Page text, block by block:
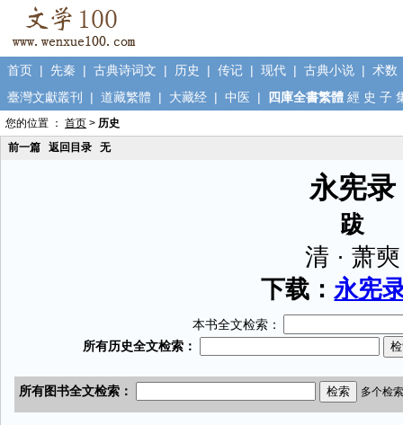
首页 | 先秦 | 古典诗词文 | 历史 | 传记 | 现代 | 古典小说 | 术数
臺灣文獻叢刊
| 道藏繁體 | 大藏经 | 中医 | 四庫全書繁體 經 史 子
您的位置 ： 首页 > 历史
前一篇
返回目录 无
永宪录
跋
清 · 萧奭
下载： 永宪
本书全文检索：